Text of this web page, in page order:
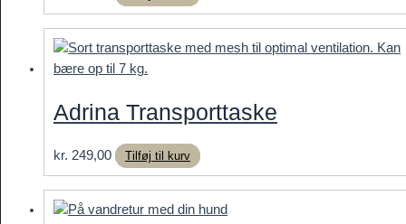
Adrina Transporttaske
kr. 249,00 Tilføj til kurv